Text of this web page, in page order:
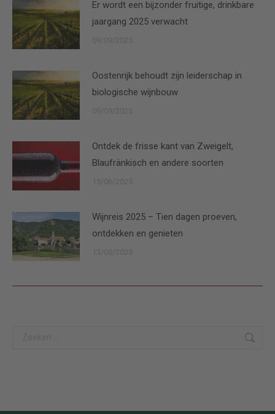
Er wordt een bijzonder fruitige, drinkbare
jaargang 2025 verwacht
Oostenrijk behoudt zijn leiderschap in
biologische wijnbouw
Ontdek de frisse kant van Zweigelt,
Blaufränkisch en andere soorten
Wijnreis 2025 – Tien dagen proeven,
ontdekken en genieten